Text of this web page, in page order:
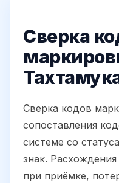
Сверка
Сверка кодов
сопоставления
системе со
знак.
при приёмке,